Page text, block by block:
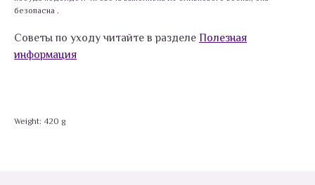
безопасна .
Советы по уходу читайте в разделеПолезная
информация
Weight: 420 g